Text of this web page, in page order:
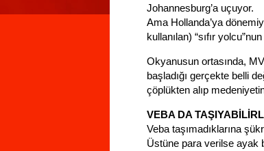
Johannesburg’a uçuyor.
Ama Hollanda’ya
kullanılan) “sıfır
Okyanusun ortasında,
başladığı gerçekte belli
çöplükten alıp
VEBA DA
Veba taşımadıklarına
Üstüne para verilse ayak